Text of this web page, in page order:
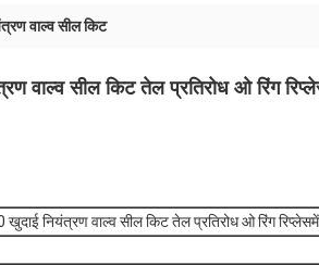
वाल्व सील किट
वाल्व सील किट तेल प्रतिरोध ओ रिंग
नियंत्रण वाल्व सील किट तेल प्रतिरोध ओ रिंग